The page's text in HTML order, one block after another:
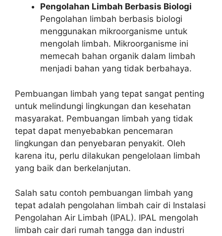
Pengolahan Limbah Berbasis Biologi
Pengolahan limbah berbasis biologi
menggunakan mikroorganisme untuk
mengolah limbah. Mikroorganisme ini
memecah bahan organik dalam limbah
menjadi bahan yang tidak berbahaya.
Pembuangan limbah yang tepat sangat penting
untuk melindungi lingkungan dan kesehatan
masyarakat. Pembuangan limbah yang tidak
tepat dapat menyebabkan pencemaran
lingkungan dan penyebaran penyakit. Oleh
karena itu, perlu dilakukan pengelolaan limbah
yang baik dan berkelanjutan.
Salah satu contoh pembuangan limbah yang
tepat adalah pengolahan limbah cair di Instalasi
Pengolahan Air Limbah (IPAL). IPAL mengolah
limbah cair dari rumah tangga dan industri